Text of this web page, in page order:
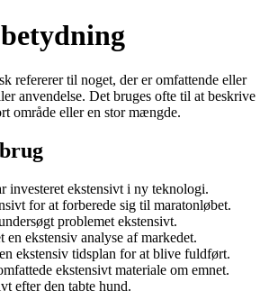
refererer til noget, der er omfattende eller
anvendelse. Det bruges ofte til at beskrive
område eller en stor mængde.
investeret ekstensivt i ny teknologi.
for at forberede sig til maratonløbet.
problemet ekstensivt.
en ekstensiv analyse af markedet.
ekstensiv tidsplan for at blive fuldført.
ekstensivt materiale om emnet.
efter den tabte hund.